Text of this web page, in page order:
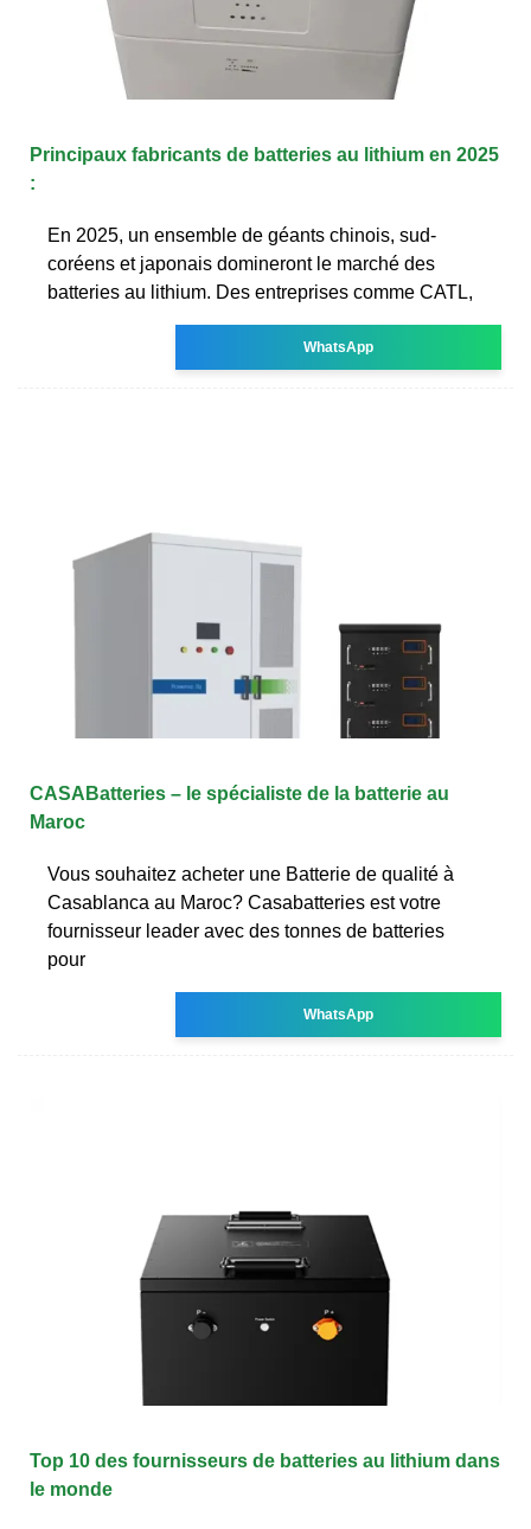
Principaux fabricants de batteries au lithium en 2025
:
En 2025, un ensemble de géants chinois, sud-
coréens et japonais domineront le marché des
batteries au lithium. Des entreprises comme CATL,
WhatsApp
CASABatteries – le spécialiste de la batterie au
Maroc
Vous souhaitez acheter une Batterie de qualité à
Casablanca au Maroc? Casabatteries est votre
fournisseur leader avec des tonnes de batteries
pour
WhatsApp
Top 10 des fournisseurs de batteries au lithium dans
le monde